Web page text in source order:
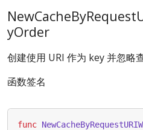
yOrder
创建使用 URI 作为 key 并忽略
函数签名
func